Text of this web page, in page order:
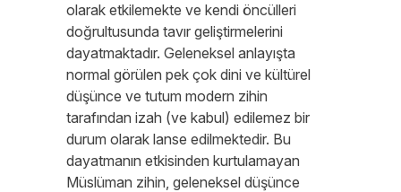
olarak etkilemekte ve kendi öncülleri
doğrultusunda tavır geliştirmelerini
dayatmaktadır. Geleneksel anlayışta
normal görülen pek çok dini ve kültürel
düşünce ve tutum modern zihin
tarafından izah (ve kabul) edilemez bir
durum olarak lanse edilmektedir. Bu
dayatmanın etkisinden kurtulamayan
Müslüman zihin, geleneksel düşünce